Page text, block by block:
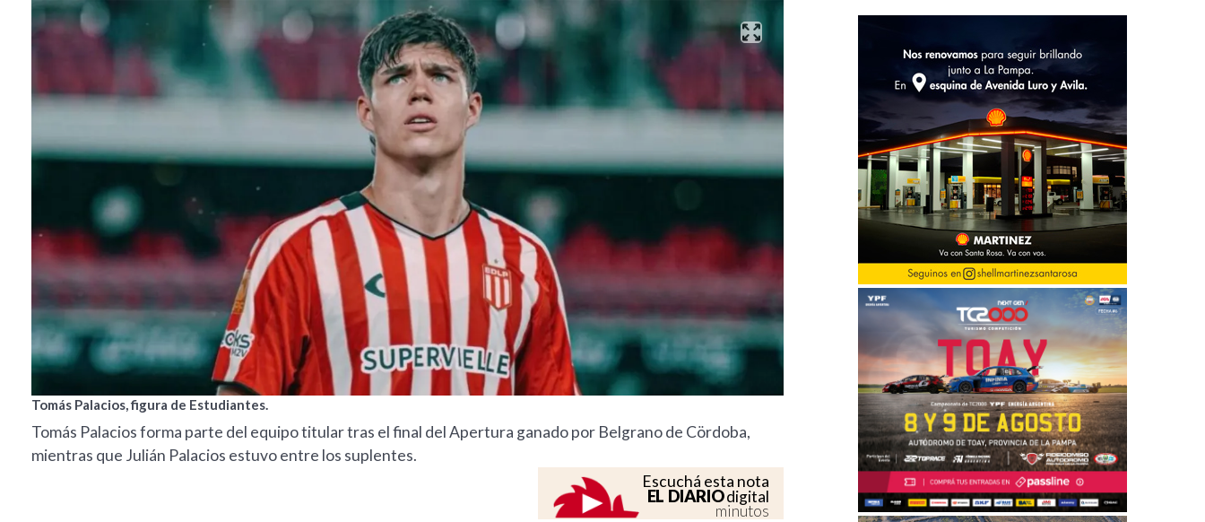
Tomás Palacios, figura de Estudiantes.
Tomás Palacios forma parte del equipo titular tras el final del Apertura ganado por Belgrano de Cördoba,
mientras que Julián Palacios estuvo entre los suplentes.
Escuchá esta nota
EL DIARIOdigital
minutos